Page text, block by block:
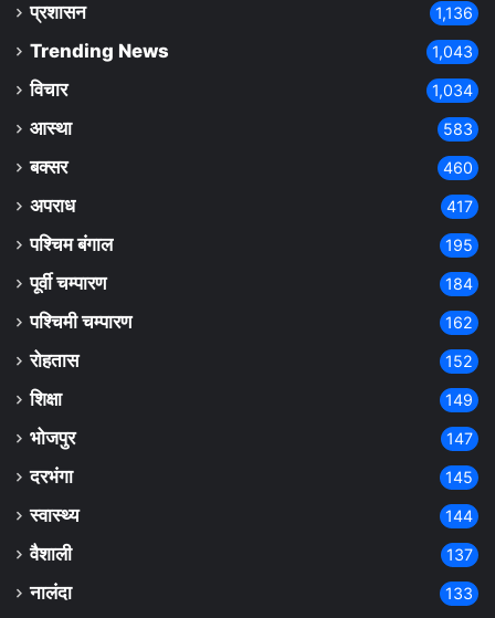
प्रशासन 1,136
Trending News 1,043
विचार 1,034
आस्था 583
बक्सर 460
अपराध 417
पश्चिम बंगाल 195
पूर्वी चम्पारण 184
पश्चिमी चम्पारण 162
रोहतास 152
शिक्षा 149
भोजपुर 147
दरभंगा 145
स्वास्थ्य 144
वैशाली 137
नालंदा 133